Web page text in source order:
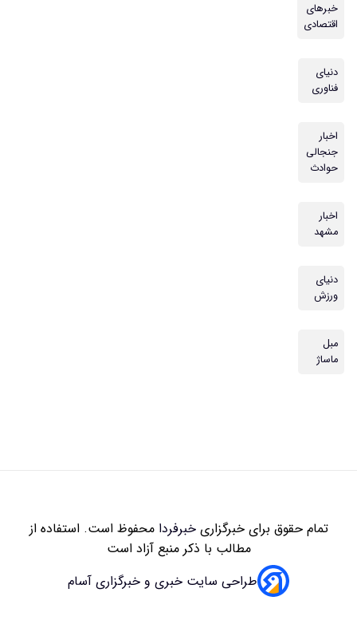
خبرهای
اقتصادی
دنیای
فناوری
اخبار
جنجالی
حوادث
اخبار
مشهد
دنیای
ورزش
مبل
ماساژ
تمام حقوق برای خبرگزاریخبرفردامحفوظ است. استفاده از
مطالب با ذکر منبع آزاد است
طراحی سایت خبری و خبرگزاری آسام